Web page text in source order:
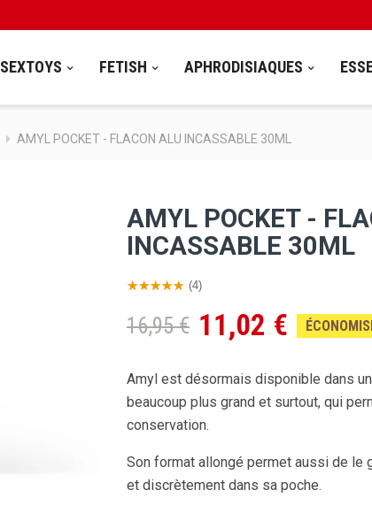
SEXTOYS FETISH APHRODISIAQUES
AMYL POCKET - FLACON ALU INCASSABLE 30ML
AMYL POCKET -
INCASSABLE 30ML
(4)
16,95 € 11,02 €
Amyl est désormais disponible dans
beaucoup plus grand et surtout, qui
conservation.
Son format allongé permet aussi de le
et discrètement dans sa poche.